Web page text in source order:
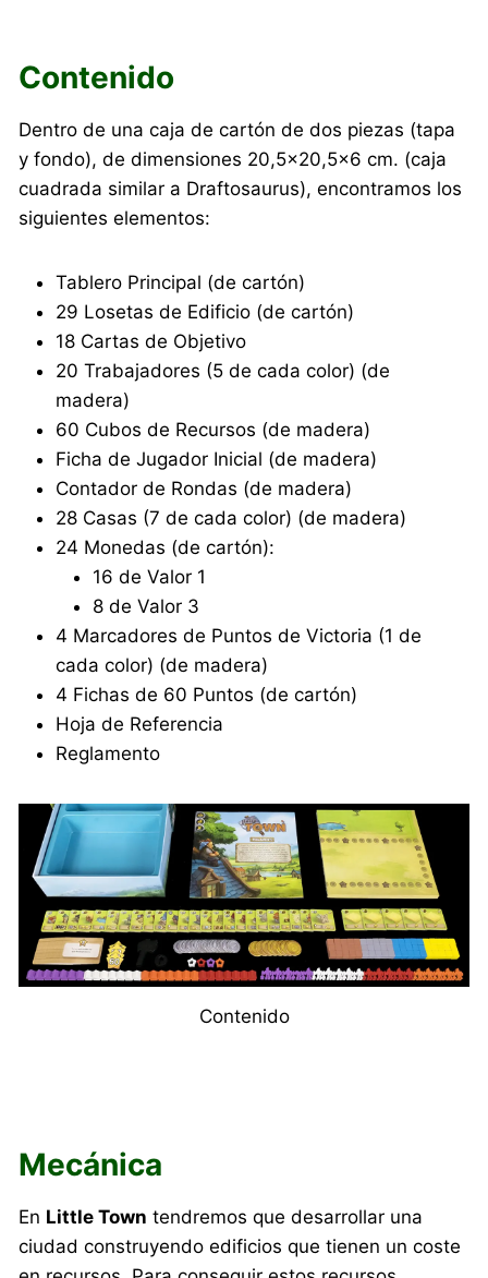
Contenido
Dentro de una caja de cartón de dos piezas (tapa
y fondo), de dimensiones 20,5×20,5×6 cm. (caja
cuadrada similar a Draftosaurus), encontramos los
siguientes elementos:
Tablero Principal (de cartón)
29 Losetas de Edificio (de cartón)
18 Cartas de Objetivo
20 Trabajadores (5 de cada color) (de
madera)
60 Cubos de Recursos (de madera)
Ficha de Jugador Inicial (de madera)
Contador de Rondas (de madera)
28 Casas (7 de cada color) (de madera)
24 Monedas (de cartón):
16 de Valor 1
8 de Valor 3
4 Marcadores de Puntos de Victoria (1 de
cada color) (de madera)
4 Fichas de 60 Puntos (de cartón)
Hoja de Referencia
Reglamento
Contenido
Mecánica
En Little Town tendremos que desarrollar una
ciudad construyendo edificios que tienen un coste